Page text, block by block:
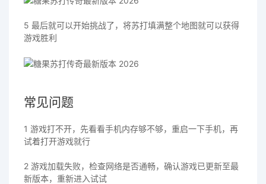
5 最后就可以开始挑战了，将苏打填满整个地图就可以获得
游戏胜利
常见问题
1 游戏打不开，先看看手机内存够不够，重启一下手机，再
试着打开游戏就行
2 游戏加载失败，检查网络是否通畅，确认游戏已更新至最
新版本，重新进入试试